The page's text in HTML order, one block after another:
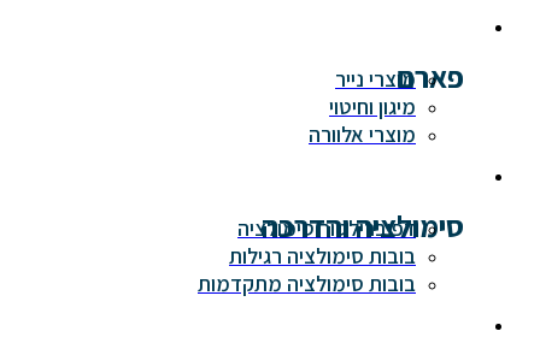
פארםמוצרי נייר
מיגון וחיטוי
מוצרי אלוורה
סימולציה והדרכה
דפיברילטור סימולציה
בובות סימולציה רגילות
בובות סימולציה מתקדמות